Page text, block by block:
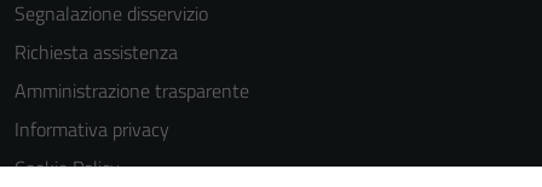
Segnalazione disservizio
Richiesta assistenza
Amministrazione trasparente
Informativa privacy
Cookie Policy